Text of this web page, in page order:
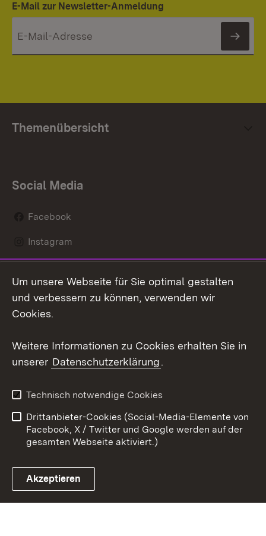
E-Mail zur Newsletter-Anmeldung
Themenübersicht
Social Media
Facebook
Instagram
Mastodon
Youtube
Link zum Landesportal
Kontakt
Datenschutz
Barrierefreiheit
Impressum Cookies
Um unsere Webseite für Sie optimal gestalten
und verbessern zu können, verwenden wir
Cookies.
Weitere Informationen zu Cookies erhalten Sie in
unserer Datenschutzerklärung.
Technisch notwendige Cookies
Drittanbieter-Cookies (Social-Media-Elemente von
Facebook, X / Twitter und Google werden auf der
gesamten Webseite aktiviert.)
Akzeptieren